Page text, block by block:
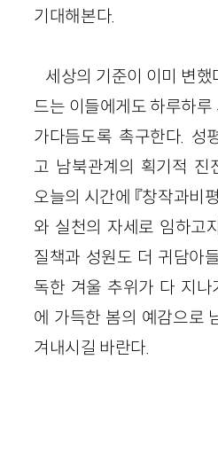
기대해본다.
세상의 기준이 이미 변
드는 이들에게도 하루하
가다듬도록 촉구한다. 성
고 남북관계의 획기적 진
오늘의 시간에 『창작과비
와 실천의 자세로 임하고
질책과 성원도 더 귀담아
독한 겨울 추위가 다 지나
에 가득한 봄의 예감으로
겨내시길 바란다.